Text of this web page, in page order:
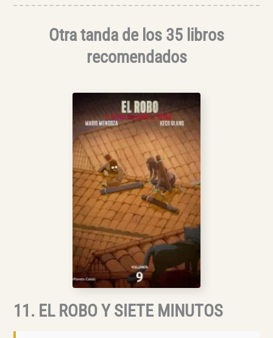
Otra tanda de los 35 libros
recomendados
11. EL ROBO Y SIETE MINUTOS